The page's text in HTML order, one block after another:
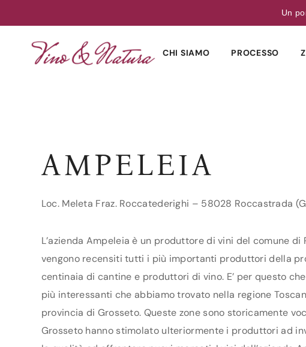
Un
CHI SIAMO PROCESSO
AMPELEIA
Loc. Meleta Fraz. Roccatederighi – 58028 Roccastrada
L’azienda Ampeleia è un produttore di vini del comune
vengono recensiti tutti i più importanti produttori della
centinaia di cantine e produttori di vino. E’ per questo
più interessanti che abbiamo trovato nella regione
provincia di Grosseto. Queste zone sono storicamente
Grosseto hanno stimolato ulteriormente i produttori ad